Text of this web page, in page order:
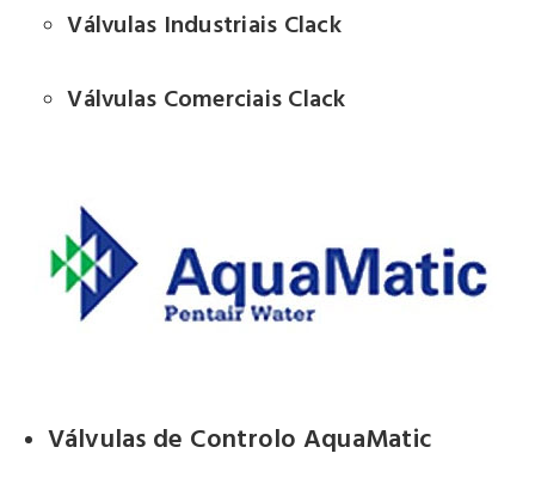
Válvulas Industriais Clack
Válvulas Comerciais Clack
Válvulas de Controlo AquaMatic